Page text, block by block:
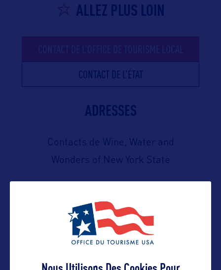
ALLEZ PLUS LOIN
CONTACT DE L'ÉTAT
ADRESSES
Contacts de Wine, Water and
Wonders of New York State
Contact pro
hbagshaw@discovergreene.com